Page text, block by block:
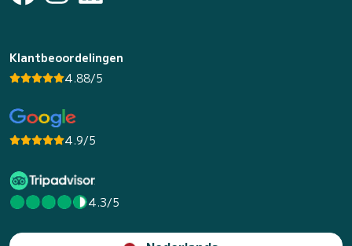
Klantbeoordelingen
4.88/5
4.9/5
4.3/5